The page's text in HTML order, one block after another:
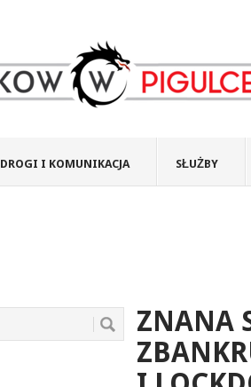
DROGI I KOMUNIKACJA SŁUŻBY
ZNANA